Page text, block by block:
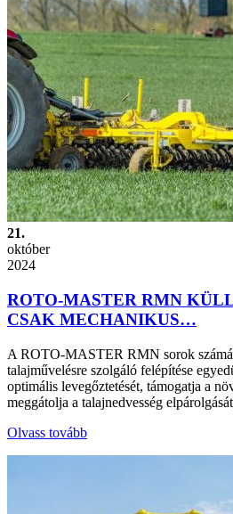
21.
október
2024
ROTO-MASTER RMN
CSAK MECHANIKUS…
A ROTO-MASTER RMN sorok
talajművelésre szolgáló felépítése
optimális levegőztetését, támogatja a
meggátolja a talajnedvesség
Olvass tovább